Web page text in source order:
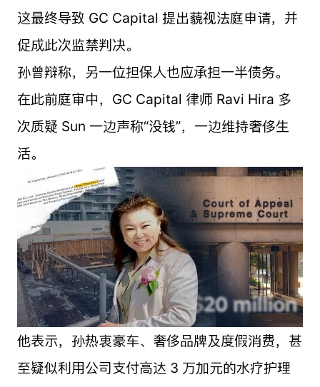
这最终导致 GC Capital 提出藐视法庭申请，并
促成此次监禁判决。
孙曾辩称，另一位担保人也应承担一半债务。
在此前庭审中，GC Capital 律师 Ravi Hira 多
次质疑 Sun 一边声称“没钱”，一边维持奢侈生
活。
他表示，孙热衷豪车、奢侈品牌及度假消费，甚
至疑似利用公司支付高达 3 万加元的水疗护理